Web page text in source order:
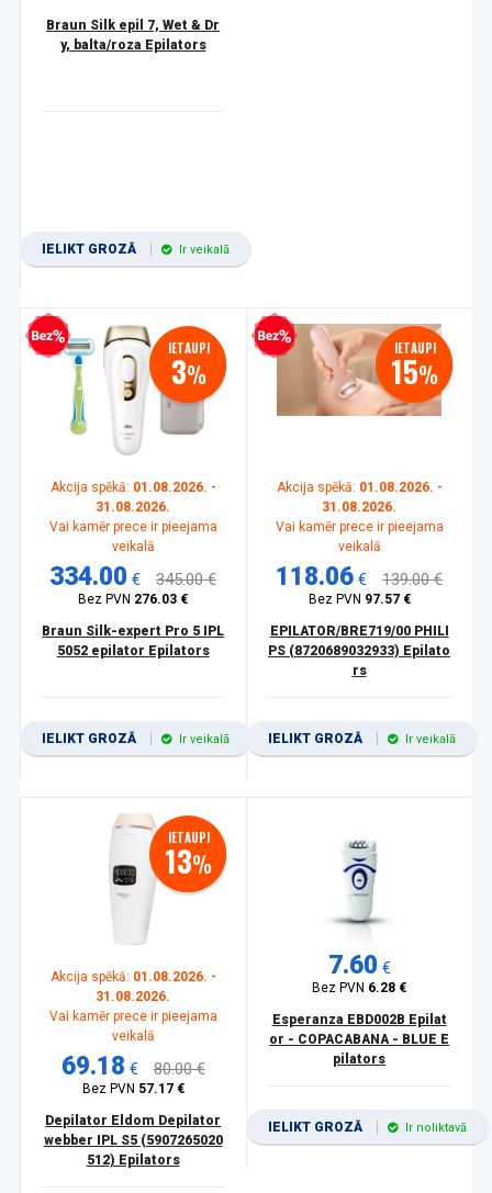
Braun Silk epil 7, Wet & Dr
y, balta/roza Epilators
IELIKT GROZĀ Ir veikalā
kredīts IETAUPI
3%
Akcija spēkā: 01.08.2026. -
31.08.2026.
Vai kamēr prece ir pieejama
veikalā
334.00 € 345.00 €
Bez PVN 276.03 €
Braun Silk-expert Pro 5 IPL
5052 epilator Epilators
IELIKT GROZĀ Ir veikalā
Bezprocentu kredīts IETAUPI
15%
Akcija spēkā: 01.08.2026. -
31.08.2026.
Vai kamēr prece ir pieejama
veikalā
118.06 € 139.00 €
Bez PVN 97.57 €
EPILATOR/BRE719/00 PHILI
PS (8720689032933) Epilato
rs
IELIKT GROZĀ Ir veikalā
IETAUPI
13%
Akcija spēkā: 01.08.2026. -
31.08.2026.
Vai kamēr prece ir pieejama
veikalā
69.18 € 80.00 €
Bez PVN 57.17 €
Depilator Eldom Depilator
webber IPL S5 (5907265020
512) Epilators
7.60 €
Bez PVN 6.28 €
Esperanza EBD002B Epilat
or - COPACABANA - BLUE E
pilators
IELIKT GROZĀ Ir noliktavā